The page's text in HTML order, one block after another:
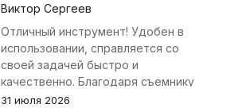
Виктор Сергеев
Отличный инструмент! Удобен в
использовании, справляется со
своей задачей быстро и
качественно. Благодаря съемнику
удалось избежать лишних хлопот с
31 июля 2026